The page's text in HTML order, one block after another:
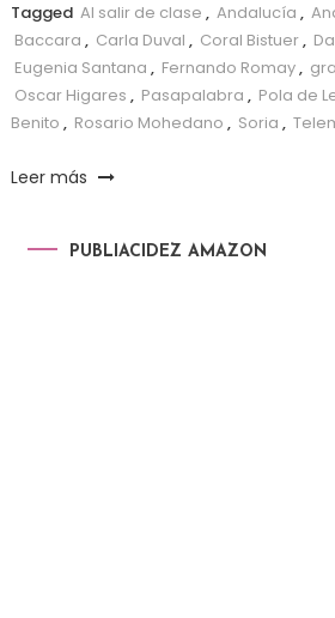
Tagged Al salir de clase , Andalucía ,
Baccara , Carla Duval , Coral Bistuer,
Eugenia Santana , Fernando Romay,
Oscar Higares , Pasapalabra , Pola de
Benito , Rosario Mohedano , Soria ,
Leer más
PUBLIACIDEZ AMAZON